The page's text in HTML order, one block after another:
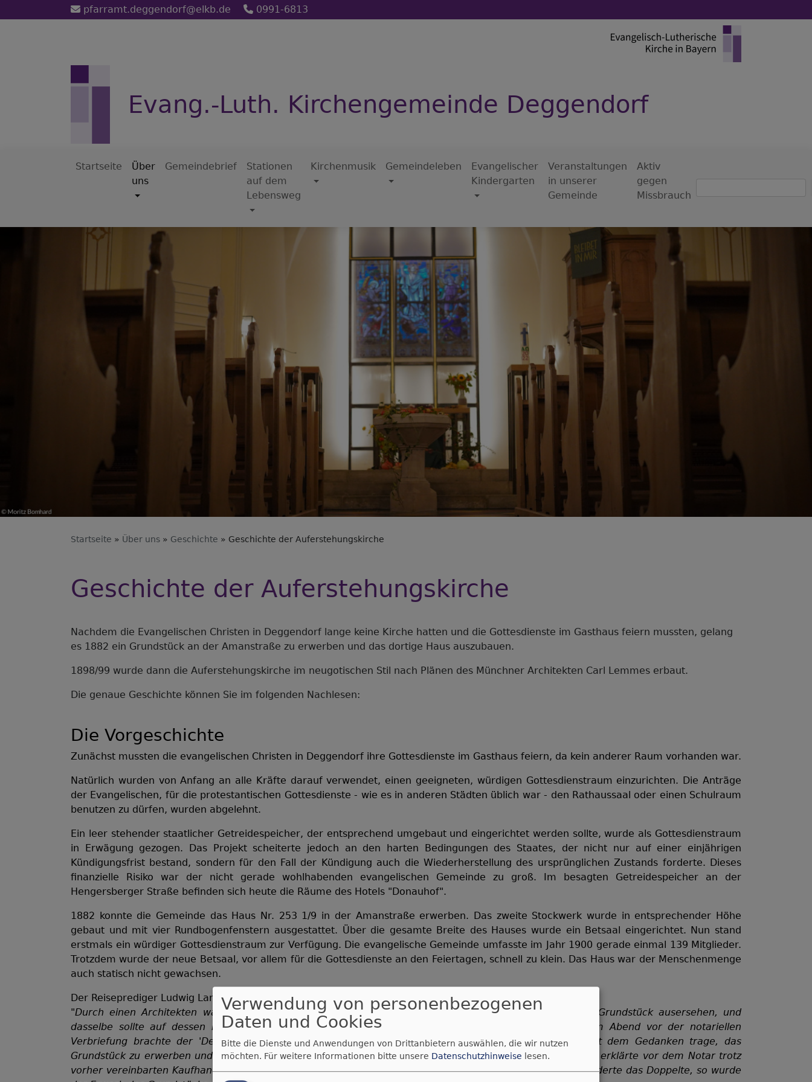
zum
pfarramt.deggendorf@elkb.de 0991-6813
Evang.-Luth. Kirchengemeinde Deggendorf
Hauptnavigation
Startseite
Über
uns
Gemeindebrief
Stationen
auf dem
Lebensweg
Kirchenmusik Gemeindeleben
Evangelischer
Kindergarten
Veranstaltungen
in unserer
Gemeinde
Aktiv
gegen
Missbrauch
Startseite Über uns Geschichte Geschichte der Auferstehungskirche
Geschichte der Auferstehungskirche
Nachdem die Evangelischen Christen in Deggendorf lange keine Kirche hatten und die Gottesdienste im Gasthaus feiern mussten, gelang
es 1882 ein Grundstück an der Amanstraße zu erwerben und das dortige Haus auszubauen.
1898/99 wurde dann die Auferstehungskirche im neugotischen Stil nach Plänen des Münchner Architekten Carl Lemmes erbaut.
Die genaue Geschichte können Sie im folgenden Nachlesen:
Die Vorgeschichte
Zunächst mussten die evangelischen Christen in Deggendorf ihre Gottesdienste im Gasthaus feiern, da kein anderer Raum vorhanden war.
Natürlich wurden von Anfang an alle Kräfte darauf verwendet, einen geeigneten, würdigen Gottesdienstraum einzurichten. Die Anträge
der Evangelischen, für die protestantischen Gottesdienste - wie es in anderen Städten üblich war - den Rathaussaal oder einen Schulraum
benutzen zu dürfen, wurden abgelehnt.
Ein leer stehender staatlicher Getreidespeicher, der entsprechend umgebaut und eingerichtet werden sollte, wurde als Gottesdienstraum
in Erwägung gezogen. Das Projekt scheiterte jedoch an den harten Bedingungen des Staates, der nicht nur auf einer einjährigen
Kündigungsfrist bestand, sondern für den Fall der Kündigung auch die Wiederherstellung des ursprünglichen Zustands forderte. Dieses
finanzielle Risiko war der nicht gerade wohlhabenden evangelischen Gemeinde zu groß. Im besagten Getreidespeicher an der
Hengersberger Straße befinden sich heute die Räume des Hotels "Donauhof".
1882 konnte die Gemeinde das Haus Nr. 253 1/9 in der Amanstraße erwerben. Das zweite Stockwerk wurde in entsprechender Höhe
gebaut und mit vier Rundbogenfenstern ausgestattet. Über die gesamte Breite des Hauses wurde ein Betsaal eingerichtet. Nun stand
erstmals ein würdiger Gottesdienstraum zur Verfügung. Die evangelische Gemeinde umfasste im Jahr 1900 gerade einmal 139 Mitglieder.
Trotzdem wurde der neue Betsaal, vor allem für die Gottesdienste an den Feiertagen, schnell zu klein. Das Haus war der Menschenmenge
auch statisch nicht gewachsen.
Der Reiseprediger Ludwig Lammel berichtet in der Pfarrbeschreibung von 1914/15:
"Durch einen Architekten war bereits das in der Amanstraße dem Haus 253 1/9 gegenüber gelegene Grundstück ausersehen, und
dasselbe sollte auf dessen Namen für die evangelische Gemeinde käuflich erworben werden. Doch am Abend vor der notariellen
Verbriefung brachte der 'Deggendorfer Donaubote' die Notiz, dass die evangelische Gemeinde sich mit dem Gedanken trage, das
Grundstück zu erwerben und darauf eine protestantische Kirche zu erbauen. Der Besitzer des Grundstücks erklärte vor dem Notar trotz
vorher vereinbarten Kaufhandels, das Grundstück sei ihm zu dem ausgemachten Kaufpreis nicht feil. Er forderte das Doppelte, so wurde
Verwendung von personenbezogenen
Daten und Cookies
Bitte die Dienste und Anwendungen von Drittanbietern auswählen, die wir nutzen
möchten. Für weitere Informationen bitte unsere Datenschutzhinweise lesen.